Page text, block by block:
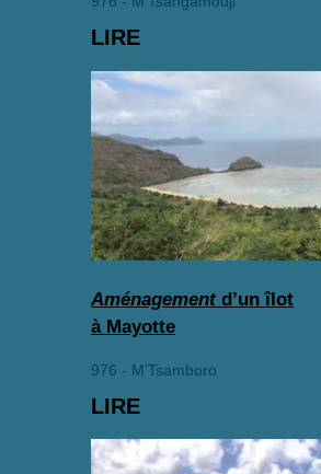
LIRE
Aménagement d’un îlot
à Mayotte
976 - M’Tsamboro
LIRE